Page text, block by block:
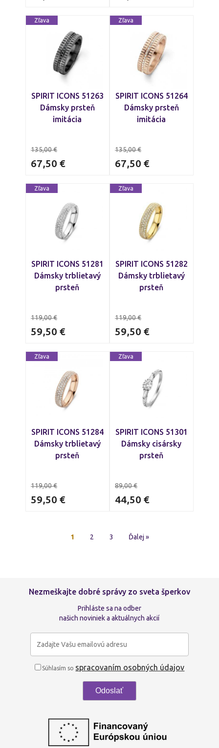
Zľava
SPIRIT ICONS 51263
Dámsky prsteň
imitácia
135,00€
67,50 €
Zľava
SPIRIT ICONS 51264
Dámsky prsteň
imitácia
135,00€
67,50 €
Zľava
SPIRIT ICONS 51281
Dámsky trblietavý
prsteň
119,00€
59,50 €
Zľava
SPIRIT ICONS 51282
Dámsky trblietavý
prsteň
119,00€
59,50 €
Zľava
SPIRIT ICONS 51284
Dámsky trblietavý
prsteň
119,00€
59,50 €
Zľava
SPIRIT ICONS 51301
Dámsky cisársky
prsteň
89,00€
44,50 €
1 2 3 Ďalej »
Nezmeškajte dobré správy zo sveta šperkov
Prihláste sa na odber
našich noviniek a aktuálnych akcií
Súhlasím so spracovaním osobných údajov